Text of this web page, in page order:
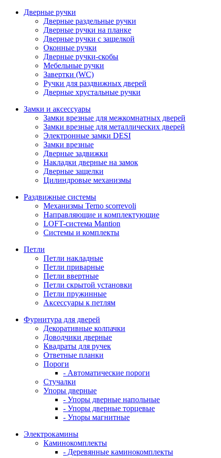
Дверные ручки
Дверные раздельные ручки
Дверные ручки на планке
Дверные ручки с защелкой
Оконные ручки
Дверные ручки-скобы
Мебельные ручки
Завертки (WC)
Ручки для раздвижных дверей
Дверные хрустальные ручки
Замки и аксессуары
Замки врезные для межкомнатных дверей
Замки врезные для металлических дверей
Электронные замки DESI
Замки врезные
Дверные задвижки
Накладки дверные на замок
Дверные защелки
Цилиндровые механизмы
Раздвижные системы
Механизмы Terno scorrevoli
Направляющие и комплектующие
LOFT-cистема Mantion
Системы и комплекты
Петли
Петли накладные
Петли приварные
Петли ввертные
Петли скрытой установки
Петли пружинные
Аксессуары к петлям
Фурнитура для дверей
Декоративные колпачки
Доводчики дверные
Квадраты для ручек
Ответные планки
Пороги
- Автоматические пороги
Стучалки
Упоры дверные
- Упоры дверные напольные
- Упоры дверные торцевые
- Упоры магнитные
Электрокамины
Каминокомплекты
- Деревянные каминокомплекты